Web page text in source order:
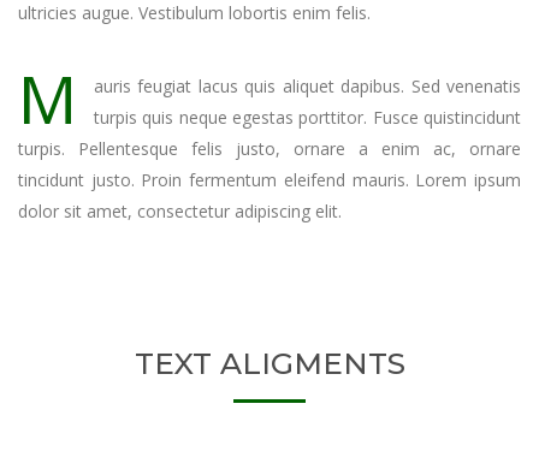
ultricies augue. Vestibulum lobortis enim felis.
M
auris feugiat lacus quis aliquet dapibus. Sed venenatis
turpis quis neque egestas porttitor. Fusce quistincidunt
turpis. Pellentesque felis justo, ornare a enim ac, ornare
tincidunt justo. Proin fermentum eleifend mauris. Lorem ipsum
dolor sit amet, consectetur adipiscing elit.
TEXT ALIGMENTS